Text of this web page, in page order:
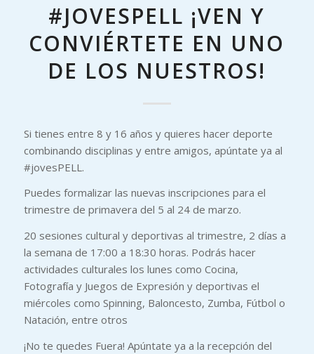
#JOVESPELL ¡VEN Y
CONVIÉRTETE EN UNO
DE LOS NUESTROS!
Si tienes entre 8 y 16 años y quieres hacer deporte
combinando disciplinas y entre amigos, apúntate ya al
#jovesPELL.
Puedes formalizar las nuevas inscripciones para el
trimestre de primavera del 5 al 24 de marzo.
20 sesiones cultural y deportivas al trimestre, 2 días a
la semana de 17:00 a 18:30 horas. Podrás hacer
actividades culturales los lunes como Cocina,
Fotografía y Juegos de Expresión y deportivas el
miércoles como Spinning, Baloncesto, Zumba, Fútbol o
Natación, entre otros
¡No te quedes Fuera! Apúntate ya a la recepción del